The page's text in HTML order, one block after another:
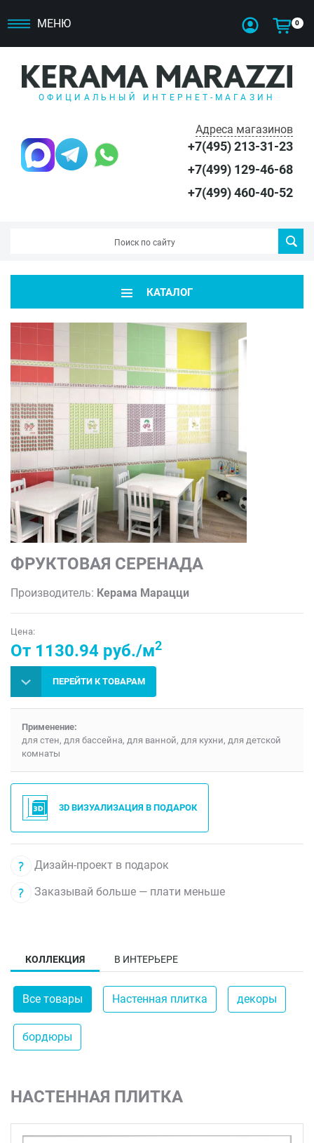
МЕНЮ 0
ОФИЦИАЛЬНЫЙ ИНТЕРНЕТ-МАГАЗИН
Адреса магазинов
+7(495) 213-31-23
+7(499) 129-46-68
+7(499) 460-40-52
КАТАЛОГ
ФРУКТОВАЯ СЕРЕНАДА
Производитель: Керама Марацци
Цена:
От 1130.94 руб./м2
ПЕРЕЙТИ К ТОВАРАМ
Применение:
для стен, для бассейна, для ванной, для кухни, для детской
комнаты
3D ВИЗУАЛИЗАЦИЯ В ПОДАРОК
Дизайн-проект в подарок
Заказывай больше — плати меньше
КОЛЛЕКЦИЯ В ИНТЕРЬЕРЕ
Все товары Настенная плитка декоры
бордюры
НАСТЕННАЯ ПЛИТКА